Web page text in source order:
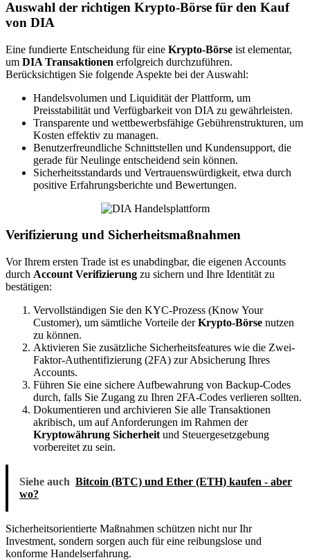
Auswahl der richtigen Krypto-Börse für den Kauf
von DIA
Eine fundierte Entscheidung für eine Krypto-Börse ist elementar,
um DIA Transaktionen erfolgreich durchzuführen.
Berücksichtigen Sie folgende Aspekte bei der Auswahl:
Handelsvolumen und Liquidität der Plattform, um
Preisstabilität und Verfügbarkeit von DIA zu gewährleisten.
Transparente und wettbewerbsfähige Gebührenstrukturen, um
Kosten effektiv zu managen.
Benutzerfreundliche Schnittstellen und Kundensupport, die
gerade für Neulinge entscheidend sein können.
Sicherheitsstandards und Vertrauenswürdigkeit, etwa durch
positive Erfahrungsberichte und Bewertungen.
Verifizierung und Sicherheitsmaßnahmen
Vor Ihrem ersten Trade ist es unabdingbar, die eigenen Accounts
durch Account Verifizierung zu sichern und Ihre Identität zu
bestätigen:
Vervollständigen Sie den KYC-Prozess (Know Your
Customer), um sämtliche Vorteile derKrypto-Börse nutzen
zu können.
Aktivieren Sie zusätzliche Sicherheitsfeatures wie die Zwei-
Faktor-Authentifizierung (2FA) zur Absicherung Ihres
Accounts.
Führen Sie eine sichere Aufbewahrung von Backup-Codes
durch, falls Sie Zugang zu Ihren 2FA-Codes verlieren sollten.
Dokumentieren und archivieren Sie alle Transaktionen
akribisch, um auf Anforderungen im Rahmen der
Kryptowährung Sicherheit und Steuergesetzgebung
vorbereitet zu sein.
Siehe auch Bitcoin (BTC) und Ether (ETH) kaufen - aber
wo?
Sicherheitsorientierte Maßnahmen schützen nicht nur Ihr
Investment, sondern sorgen auch für eine reibungslose und
konforme Handelserfahrung.